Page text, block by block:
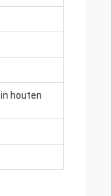
houten